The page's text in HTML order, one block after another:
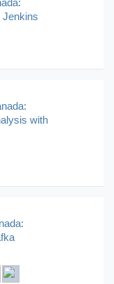
Jenkins
with